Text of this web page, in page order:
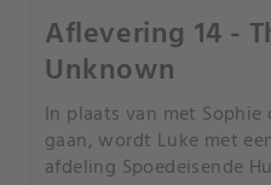
Aflevering 14 -
Unknown
In plaats van met
gaan, wordt Luke met
afdeling Spoedeisende